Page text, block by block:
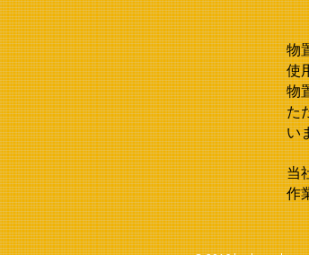
物
使
物
た
い
当
作